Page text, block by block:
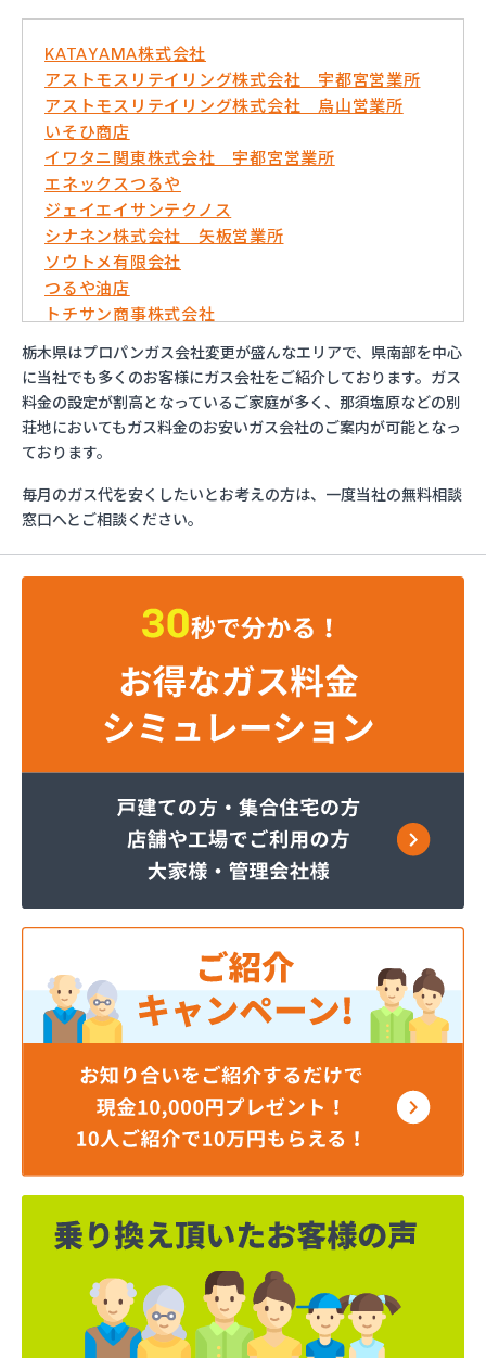
KATAYAMA株式会社
アストモスリテイリング株式会社 宇都宮営業所
アストモスリテイリング株式会社 烏山営業所
いそひ商店
イワタニ関東株式会社 宇都宮営業所
エネックスつるや
ジェイエイサンテクノス
シナネン株式会社 矢板営業所
ソウトメ有限会社
つるや油店
トチサン商事株式会社
フジオックス株式会社 宇都宮営業所
マイシティプロパンガス
ミライフ株式会社 大田原店
烏山プロパン株式会社
烏山通運株式会社プロパンガス
益田屋プロパン有限会社
横川食販株式会社 一里販売所
横川食販株式会社一里販売所
河原実業株式会社 藤岡営業所
株式会社JAエルサポート LPガス総合センター
株式会社JAエルサポート じゃすぽーと真岡SS
株式会社JAエルサポート 県東支店
株式会社JAエルサポート 日光営業所
株式会社JAエルサポート
株式会社JAエルサポート 県北支店
株式会社MIKANE
株式会社TOKAI 小山支店
株式会社TOKAI 那須支店
株式会社あいづや
株式会社イイジマ
株式会社エコファースト
株式会社エス・ケーガス
株式会社エネサンスサービス
株式会社エルピオ 宇都宮営業所
株式会社オオイデ
株式会社ガスパル 宇都宮販売所
株式会社ガスパル 那須販売所
株式会社キクチ
株式会社クレックス 宇都宮営業所
株式会社クレックス 那須塩原営業所
株式会社グローバルエナジー
栃木県はプロパンガス会社変更が盛んなエリアで、県南部を中心
に当社でも多くのお客様にガス会社をご紹介しております。ガス
料金の設定が割高となっているご家庭が多く、那須塩原などの別
荘地においてもガス料金のお安いガス会社のご案内が可能となっ
ております。
毎月のガス代を安くしたいとお考えの方は、一度当社の無料相談
窓口へとご相談ください。